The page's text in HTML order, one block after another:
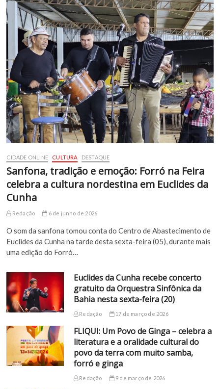
CIDADE ONLINE CULTURA DESTAQUE
Sanfona, tradição e emoção: Forró na Feira
celebra a cultura nordestina em Euclides da
Cunha
Redação 6 de junho de 2026
O som da sanfona tomou conta do Centro de Abastecimento de
Euclides da Cunha na tarde desta sexta-feira (05), durante mais
uma edição do Forró…
Euclides da Cunha recebe concerto
gratuito da Orquestra Sinfônica da
Bahia nesta sexta-feira (20)
Redação 17 de março de 2026
FLIQUI: Um Povo de Ginga – celebra a
literatura e a oralidade cultural do
povo da terra com muito samba,
forró e ginga
Redação 9 de março de 2026